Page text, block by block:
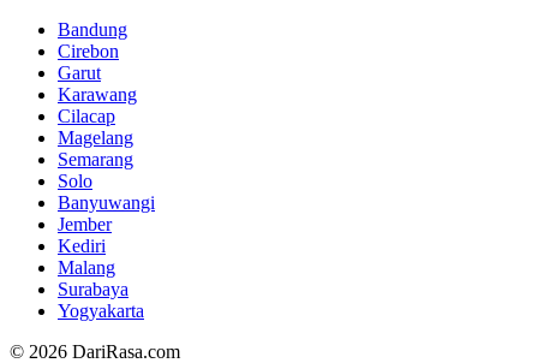
Bandung
Cirebon
Garut
Karawang
Cilacap
Magelang
Semarang
Solo
Banyuwangi
Jember
Kediri
Malang
Surabaya
Yogyakarta
© 2026 DariRasa.com